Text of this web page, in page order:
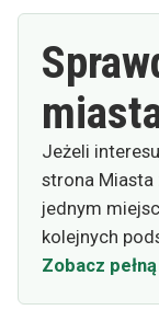
Jeżeli
strona Miasta
jednym
kolejnych
Zobacz